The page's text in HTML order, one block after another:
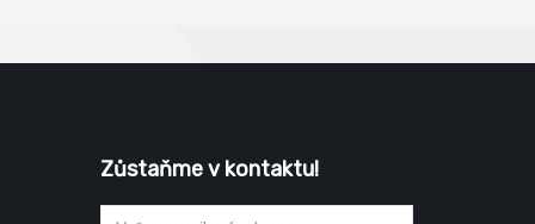
Zůstaňme v kontaktu!